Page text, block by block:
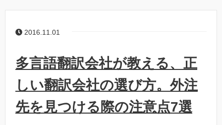
2016.11.01
多言語翻訳会社が教える、正
しい翻訳会社の選び方。外注
先を見つける際の注意点7選